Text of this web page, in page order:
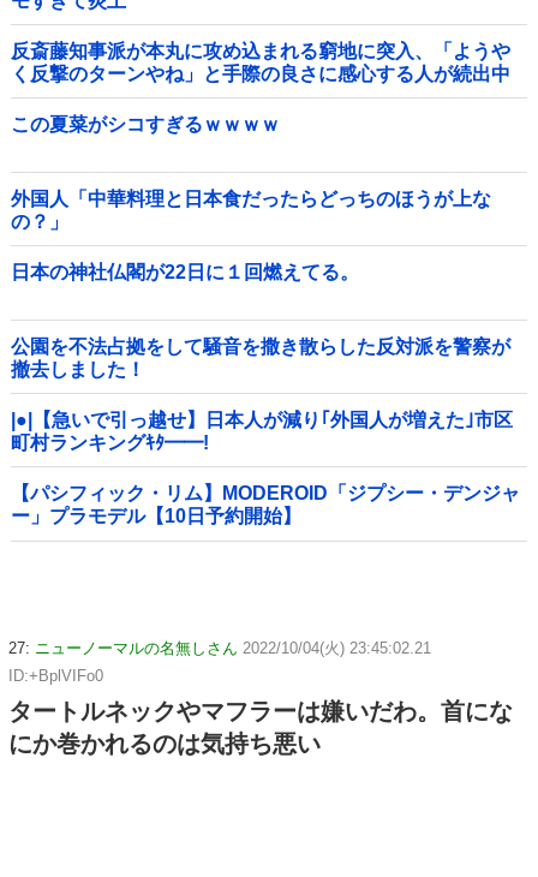
反斎藤知事派が本丸に攻め込まれる窮地に突入、「ようや
く反撃のターンやね」と手際の良さに感心する人が続出中
他
この夏菜がシコすぎるｗｗｗｗ
外国人「中華料理と日本食だったらどっちのほうが上な
の？」
日本の神社仏閣が22日に１回燃えてる。
公園を不法占拠をして騒音を撒き散らした反対派を警察が
撤去しました！
|●|【急いで引っ越せ】日本人が減り｢外国人が増えた｣市区
町村ランキングｷﾀ━━!
【パシフィック・リム】MODEROID「ジプシー・デンジャ
ー」プラモデル【10日予約開始】
27: ニューノーマルの名無しさん 2022/10/04(火) 23:45:02.21
ID:+BplVIFo0
タートルネックやマフラーは嫌いだわ。首にな
にか巻かれるのは気持ち悪い